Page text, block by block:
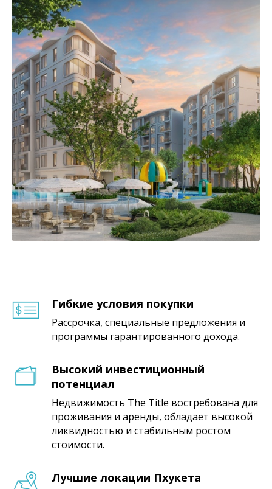
Гибкие условия покупки
Рассрочка, специальные предложения и
программы гарантированного дохода.
Высокий инвестиционный
потенциал
Недвижимость The Title востребована для
проживания и аренды, обладает высокой
ликвидностью и стабильным ростом
стоимости.
Лучшие локации Пхукета